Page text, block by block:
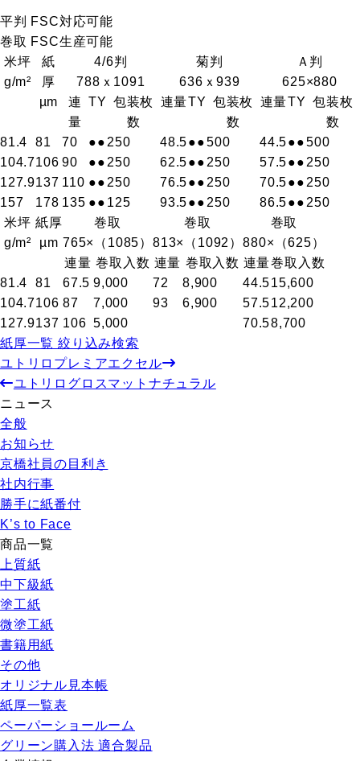
平判 FSC対応可能
巻取 FSC生産可能
米坪
g/m²
紙
厚
µm
4/6判
788ｘ1091
菊判
636ｘ939
Ａ判
625×880
連
量
TY 包装枚
数
連量TY 包装枚
数
連量TY
包装枚
数
81.4
81 70 ●● 250 48.5●●500 44.5●●500
104.7106 90 ●● 250 62.5●● 250 57.5●● 250
127.9137 110 ●● 250 76.5●● 250 70.5●● 250
157
178 135 ●● 125 93.5●● 250 86.5●● 250
米坪
g/m²
紙厚
µm
巻取
765×（1085）
巻取
813×（1092）
巻取
880×（625）
連量 巻取入数 連量 巻取入数 連量巻取入数
81.4
81 67.5 9,000 72 8,900 44.515,600
104.7106 87 7,000 93 6,900 57.512,200
127.9137 106 5,000 70.58,700
紙厚一覧 絞り込み検索
ユトリロプレミアエクセル
ユトリログロスマットナチュラル
ニュース
全般
お知らせ
京橋社員の目利き
社内行事
勝手に紙番付
K’s to Face
商品一覧
上質紙
中下級紙
塗工紙
微塗工紙
書籍用紙
その他
オリジナル見本帳
紙厚一覧表
ペーパーショールーム
グリーン購入法 適合製品